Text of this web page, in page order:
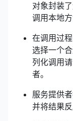
对象封装
调用本地方
在调用过
选择一个
列化调用
者。
服务提供
并将结果